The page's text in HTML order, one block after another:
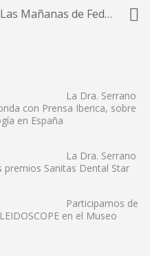
Las Mañanas de Federico
La Dra. Serrano
con Prensa Iberica, sobre
en España
La Dra. Serrano
premios Sanitas Dental Star
Participamos de
en el Museo